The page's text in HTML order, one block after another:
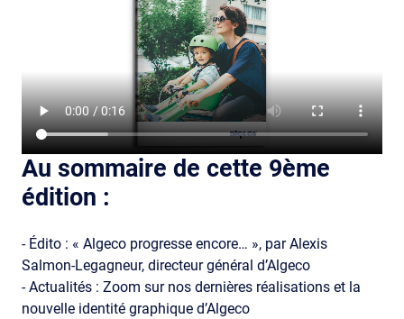
Au sommaire de cette 9ème
édition :
- Édito : « Algeco progresse encore… », par Alexis
Salmon-Legagneur, directeur général d’Algeco
- Actualités : Zoom sur nos dernières réalisations et la
nouvelle identité graphique d’Algeco